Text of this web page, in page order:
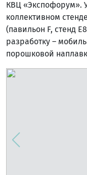
КВЦ «Экспофорум».
коллективном
(павильон F, стенд
разработку –
порошковой